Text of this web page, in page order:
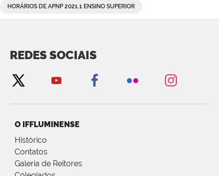
HORÁRIOS DE APNP 2021.1 ENSINO SUPERIOR
REDES SOCIAIS
O IFFLUMINENSE
Histórico
Contatos
Galeria de Reitores